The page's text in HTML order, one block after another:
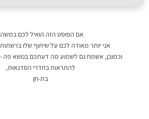
אם הפוסט הזה הואיל לכם
אני יותר מאודה לכם על שיתוף שלו
וכמובן, אשמח גם לשמוע מה דעתכם בנושא פה
להתראות בחדרי הסדנאות,
בת-חן